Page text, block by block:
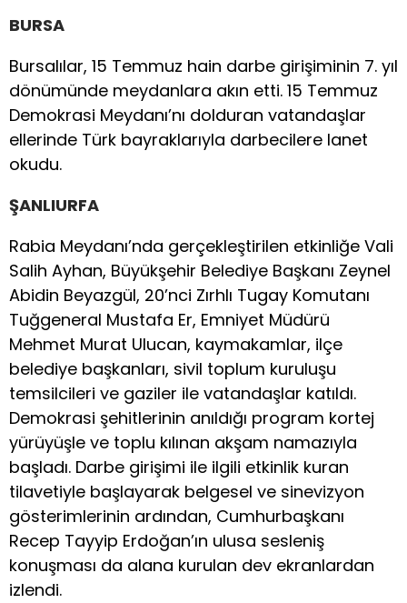
BURSA
Bursalılar, 15 Temmuz hain darbe girişiminin 7. yıl
dönümünde meydanlara akın etti. 15 Temmuz
Demokrasi Meydanı’nı dolduran vatandaşlar
ellerinde Türk bayraklarıyla darbecilere lanet
okudu.
ŞANLIURFA
Rabia Meydanı’nda gerçekleştirilen etkinliğe Vali
Salih Ayhan, Büyükşehir Belediye Başkanı Zeynel
Abidin Beyazgül, 20’nci Zırhlı Tugay Komutanı
Tuğgeneral Mustafa Er, Emniyet Müdürü
Mehmet Murat Ulucan, kaymakamlar, ilçe
belediye başkanları, sivil toplum kuruluşu
temsilcileri ve gaziler ile vatandaşlar katıldı.
Demokrasi şehitlerinin anıldığı program kortej
yürüyüşle ve toplu kılınan akşam namazıyla
başladı. Darbe girişimi ile ilgili etkinlik kuran
tilavetiyle başlayarak belgesel ve sinevizyon
gösterimlerinin ardından, Cumhurbaşkanı
Recep Tayyip Erdoğan’ın ulusa sesleniş
konuşması da alana kurulan dev ekranlardan
izlendi.